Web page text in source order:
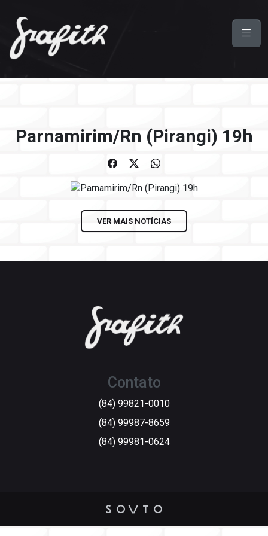
Parnamirim/Rn (Pirangi) 19h
VER MAIS NOTÍCIAS
Contato
(84) 99821-0010
(84) 99987-8659
(84) 99981-0624